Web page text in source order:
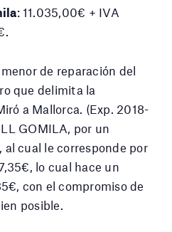
: 11.035,00€ + IVA
de reparación del
que delimita la
a Mallorca. (Exp. 2018-
GOMILA, por un
cual le corresponde por
lo cual hace un
con el compromiso de
posible.